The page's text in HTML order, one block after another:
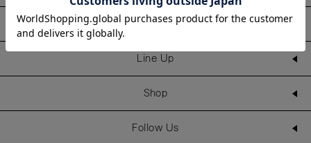
Information
Line Up
Shop
Follow Us